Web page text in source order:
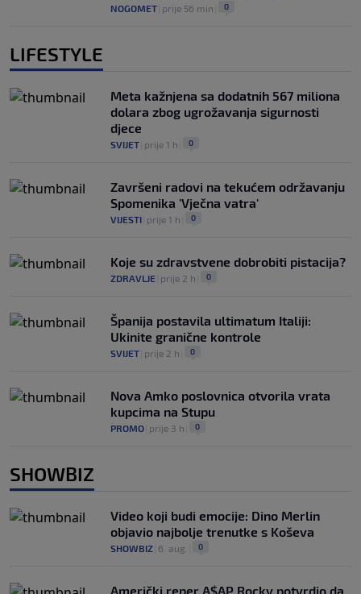
NOGOMET prije 56 min 0
LIFESTYLE
Meta kažnjena sa dodatnih 567 miliona
dolara zbog ugrožavanja sigurnosti
djece
SVIJET prije 1 h 0
Završeni radovi na tekućem održavanju
Spomenika 'Vječna vatra'
VIJESTI prije 1 h 0
Koje su zdravstvene dobrobiti pistacija?
ZDRAVLJE prije 2 h 0
Španija postavila ultimatum Italiji:
Ukinite granične kontrole
SVIJET prije 2 h 0
Nova Amko poslovnica otvorila vrata
kupcima na Stupu
PROMO prije 3 h 0
SHOWBIZ
Video koji budi emocije: Dino Merlin
objavio najbolje trenutke s Koševa
SHOWBIZ 6. aug. 0
Američki reper A$AP Rocky potvrdio da